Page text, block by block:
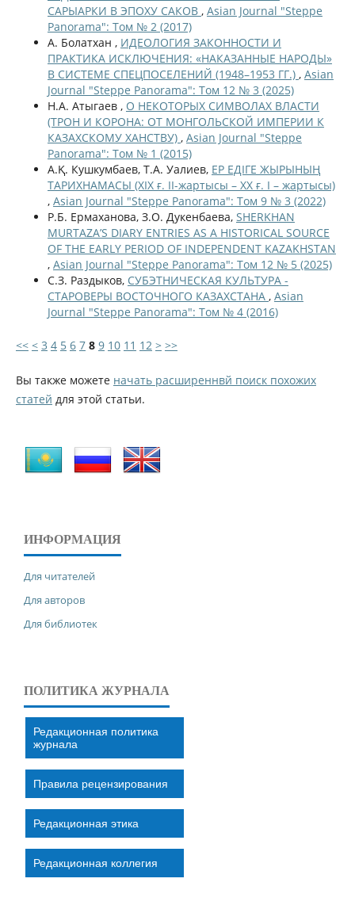
САРЫАРКИ В ЭПОХУ САКОВ , Asian Journal "Steppe
Panorama": Том № 2 (2017)
А. Болатхан , ИДЕОЛОГИЯ ЗАКОННОСТИ И
ПРАКТИКА ИСКЛЮЧЕНИЯ: «НАКАЗАННЫЕ НАРОДЫ»
В СИСТЕМЕ СПЕЦПОСЕЛЕНИЙ (1948–1953 ГГ.) , Asian
Journal "Steppe Panorama": Том 12 № 3 (2025)
Н.А. Атыгаев , О НЕКОТОРЫХ СИМВОЛАХ ВЛАСТИ
(ТРОН И КОРОНА: ОТ МОНГОЛЬСКОЙ ИМПЕРИИ К
КАЗАХСКОМУ ХАНСТВУ) , Asian Journal "Steppe
Panorama": Том № 1 (2015)
А.Қ. Кушкумбаев, Т.А. Уалиев, ЕР ЕДІГЕ ЖЫРЫНЫҢ
ТАРИХНАМАСЫ (XIX ғ. II-жартысы – XX ғ. I – жартысы)
, Asian Journal "Steppe Panorama": Том 9 № 3 (2022)
Р.Б. Ермаханова, З.О. Дукенбаева, SHERKHAN
MURTAZA’S DIARY ENTRIES AS A HISTORICAL SOURCE
OF THE EARLY PERIOD OF INDEPENDENT KAZAKHSTAN
, Asian Journal "Steppe Panorama": Том 12 № 5 (2025)
С.З. Раздыков, СУБЭТНИЧЕСКАЯ КУЛЬТУРА -
СТАРОВЕРЫ ВОСТОЧНОГО КАЗАХСТАНА , Asian
Journal "Steppe Panorama": Том № 4 (2016)
<< < 3 4 5 6 7 8 9 10 11 12 > >>
Вы также можете начать расширеннвй поиск похожих
статей для этой статьи.
ИНФОРМАЦИЯ
Для читателей
Для авторов
Для библиотек
ПОЛИТИКА ЖУРНАЛА
Редакционная политика
журнала
Правила рецензирования
Редакционная этика
Редакционная коллегия